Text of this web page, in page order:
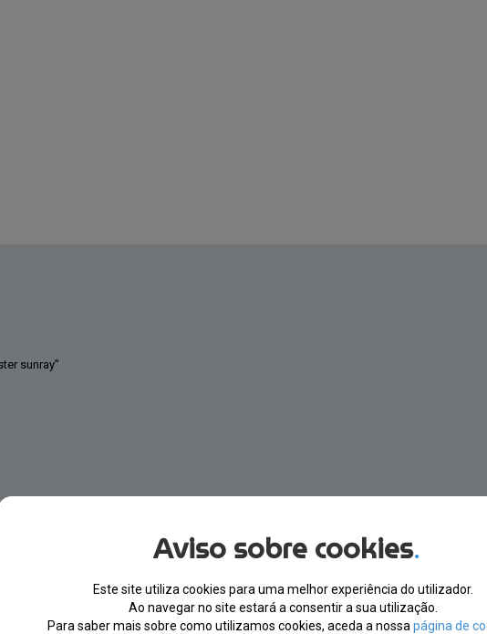
sunray”
fábrica nesse momento.
Aviso sobre cookies.
Este site utiliza cookies para uma melhor experiência do utilizador.
Ao navegar no site estará a consentir a sua utilização.
Para saber mais sobre como utilizamos cookies, aceda a nossa página de